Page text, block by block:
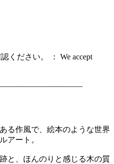
ください。 ： We accept
る作風で、絵本のような世界
アート。
と、ほんのりと感じる木の質